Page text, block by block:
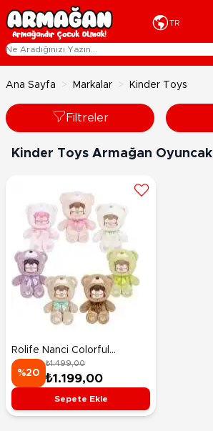
İçeriğe geç
TR
Ana Sayfa > Markalar > Kinder Toys
Filtreler
Kinder Toys Armağan Oyuncak
Rolife Nanci Colorful
Chocolate Cutie Bears
Sürpriz Paket Peluş 17,5 Cm
%20
₺1.499,00
₺1.199,00
Sepete Ekle